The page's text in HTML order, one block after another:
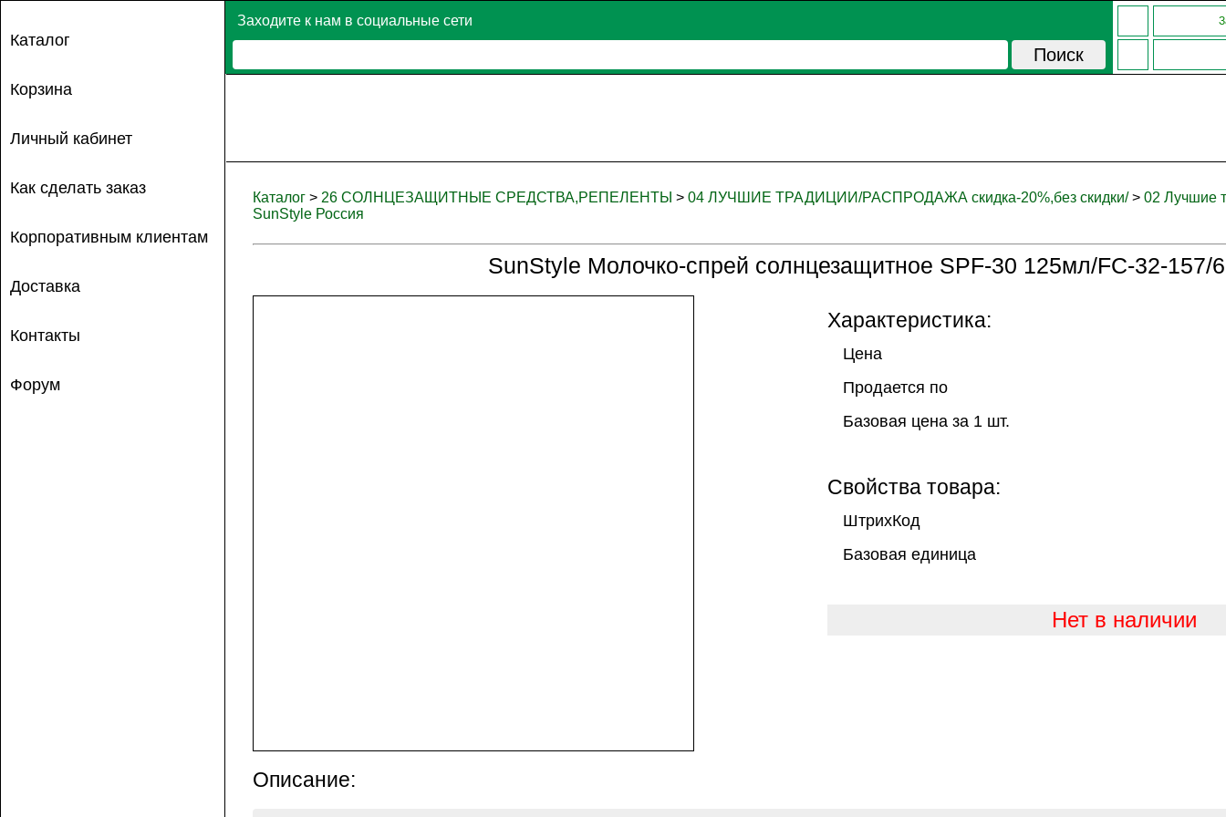
Заходите к нам в социальные сети
Каталог
Корзина
Личный кабинет
Как сделать заказ
Корпоративным клиентам
Доставка
Контакты
Форум
Каталог > 26 СОЛНЦЕЗАЩИТНЫЕ СРЕДСТВА,РЕПЕЛЕНТЫ > 04 ЛУЧШИЕ ТРАДИЦИИ/РАСПРОДАЖА скидка-20%,без скидки/> 02 Лучшие
SunStyle Россия
SunStyle Молочко-спрей солнцезащитное SPF-30 125мл/FC-32-157/6
Характеристика:
Цена
Продается по
Базовая цена за 1 шт.
Свойства товара:
ШтрихКод
Базовая единица
Нет в наличии
Описание: